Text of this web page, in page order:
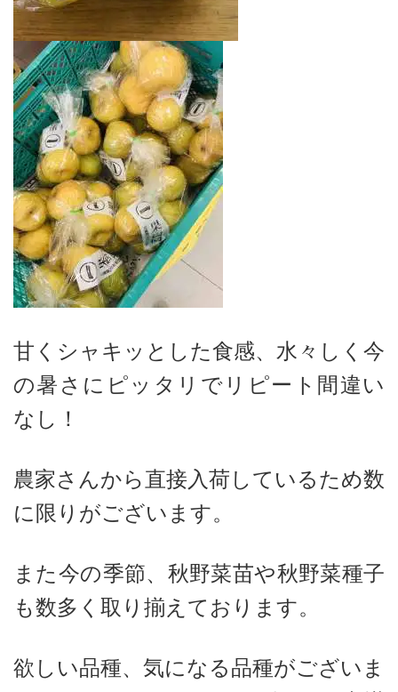
甘くシャキッとした食感、水々しく今
の暑さにピッタリでリピート間違い
なし！
農家さんから直接入荷しているため数
に限りがございます。
また今の季節、秋野菜苗や秋野菜種子
も数多く取り揃えております。
欲しい品種、気になる品種がございま